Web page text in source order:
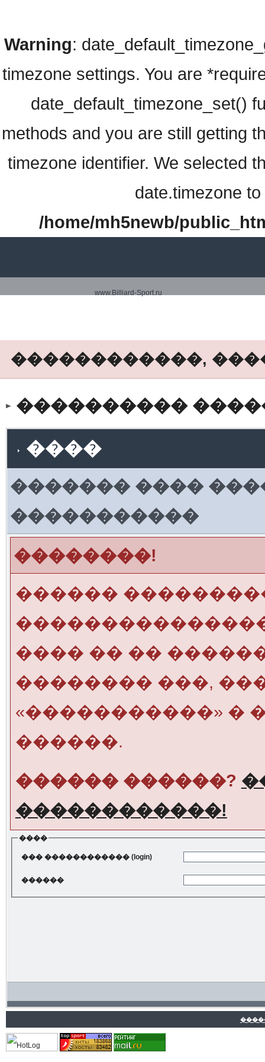
Warning:
timezone settings. You are
date_default_timezone_set()
methods and you are still getting
timezone identifier. We selected
date.timezone
/home/mh5newb/
www.Billiard-Sport.ru
������������,
���������� �����
����
������� ����
�����������
��������!
������
���� �� ��
�������� ���,
«�����������» �
������.
������ ������?
������������!
����
��� ������������ (login)
������